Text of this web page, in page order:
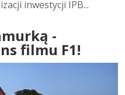
inwestycji IPB...
-
filmu F1!